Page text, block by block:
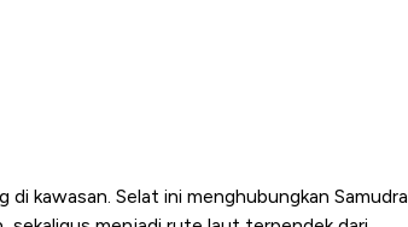
kawasan. Selat ini menghubungkan Samudra